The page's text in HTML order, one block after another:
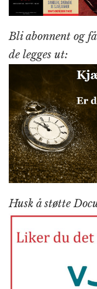
Bli abonnent og
de legges ut:
Husk å støtte